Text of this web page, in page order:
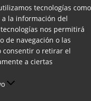
tecnologías como
a la información del
nos permitirá
de navegación o las
consentir o retirar el
a ciertas